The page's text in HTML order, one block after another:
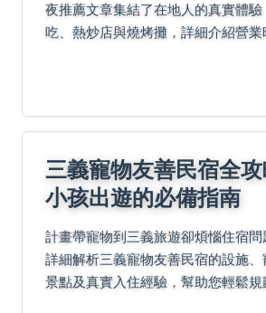
夜推薦文章集結了在地人的真實體
吃、熱炒店與燒烤攤，詳細介紹營業
三義寵物友善民宿全
小孩出遊的必備指南
計畫帶寵物到三義旅遊卻煩惱住宿
詳細解析三義寵物友善民宿的設施
景點及真實入住經驗，幫助您輕鬆規